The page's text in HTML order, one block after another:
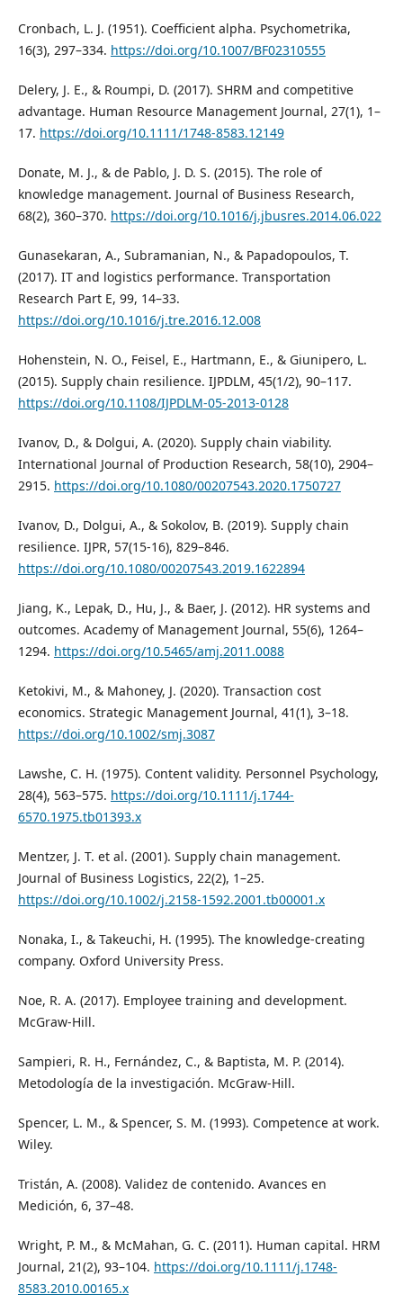
Cronbach, L. J. (1951). Coefficient alpha. Psychometrika,
16(3), 297–334. https://doi.org/10.1007/BF02310555
Delery, J. E., & Roumpi, D. (2017). SHRM and competitive
advantage. Human Resource Management Journal, 27(1), 1–
17. https://doi.org/10.1111/1748-8583.12149
Donate, M. J., & de Pablo, J. D. S. (2015). The role of
knowledge management. Journal of Business Research,
68(2), 360–370. https://doi.org/10.1016/j.jbusres.2014.06.022
Gunasekaran, A., Subramanian, N., & Papadopoulos, T.
(2017). IT and logistics performance. Transportation
Research Part E, 99, 14–33.
https://doi.org/10.1016/j.tre.2016.12.008
Hohenstein, N. O., Feisel, E., Hartmann, E., & Giunipero, L.
(2015). Supply chain resilience. IJPDLM, 45(1/2), 90–117.
https://doi.org/10.1108/IJPDLM-05-2013-0128
Ivanov, D., & Dolgui, A. (2020). Supply chain viability.
International Journal of Production Research, 58(10), 2904–
2915. https://doi.org/10.1080/00207543.2020.1750727
Ivanov, D., Dolgui, A., & Sokolov, B. (2019). Supply chain
resilience. IJPR, 57(15-16), 829–846.
https://doi.org/10.1080/00207543.2019.1622894
Jiang, K., Lepak, D., Hu, J., & Baer, J. (2012). HR systems and
outcomes. Academy of Management Journal, 55(6), 1264–
1294. https://doi.org/10.5465/amj.2011.0088
Ketokivi, M., & Mahoney, J. (2020). Transaction cost
economics. Strategic Management Journal, 41(1), 3–18.
https://doi.org/10.1002/smj.3087
Lawshe, C. H. (1975). Content validity. Personnel Psychology,
28(4), 563–575. https://doi.org/10.1111/j.1744-
6570.1975.tb01393.x
Mentzer, J. T. et al. (2001). Supply chain management.
Journal of Business Logistics, 22(2), 1–25.
https://doi.org/10.1002/j.2158-1592.2001.tb00001.x
Nonaka, I., & Takeuchi, H. (1995). The knowledge-creating
company. Oxford University Press.
Noe, R. A. (2017). Employee training and development.
McGraw-Hill.
Sampieri, R. H., Fernández, C., & Baptista, M. P. (2014).
Metodología de la investigación. McGraw-Hill.
Spencer, L. M., & Spencer, S. M. (1993). Competence at work.
Wiley.
Tristán, A. (2008). Validez de contenido. Avances en
Medición, 6, 37–48.
Wright, P. M., & McMahan, G. C. (2011). Human capital. HRM
Journal, 21(2), 93–104. https://doi.org/10.1111/j.1748-
8583.2010.00165.x